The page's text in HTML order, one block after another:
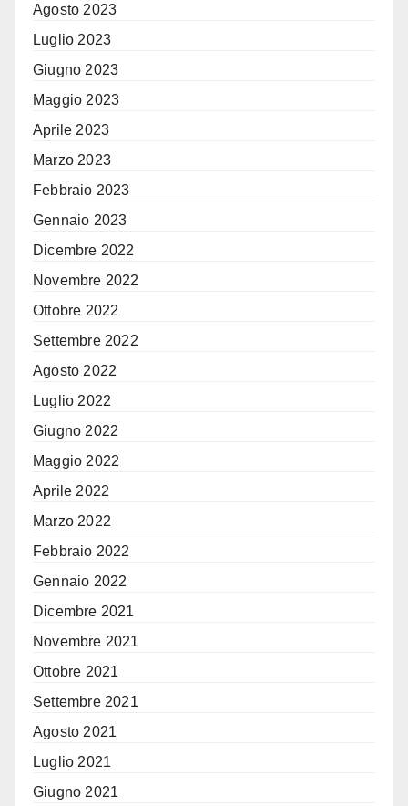
Agosto 2023
Luglio 2023
Giugno 2023
Maggio 2023
Aprile 2023
Marzo 2023
Febbraio 2023
Gennaio 2023
Dicembre 2022
Novembre 2022
Ottobre 2022
Settembre 2022
Agosto 2022
Luglio 2022
Giugno 2022
Maggio 2022
Aprile 2022
Marzo 2022
Febbraio 2022
Gennaio 2022
Dicembre 2021
Novembre 2021
Ottobre 2021
Settembre 2021
Agosto 2021
Luglio 2021
Giugno 2021